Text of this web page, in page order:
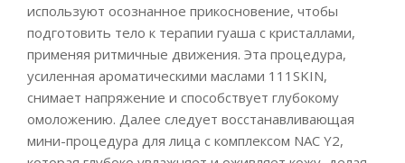
используют осознанное прикосновение, чтобы
подготовить тело к терапии гуаша с кристаллами,
применяя ритмичные движения. Эта процедура,
усиленная ароматическими маслами 111SKIN,
снимает напряжение и способствует глубокому
омоложению. Далее следует восстанавливающая
мини-процедура для лица с комплексом NAC Y2,